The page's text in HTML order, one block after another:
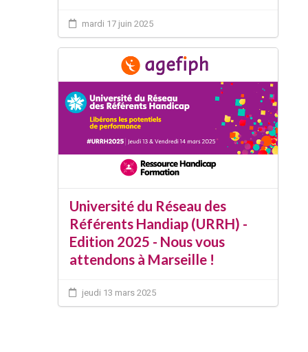
mardi 17 juin 2025
Université du Réseau des
Référents Handiap (URRH) -
Edition 2025 - Nous vous
attendons à Marseille !
jeudi 13 mars 2025